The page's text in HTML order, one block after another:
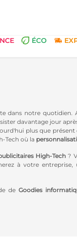
ÉCO
dans notre quotidien.
davantage jour
plus que
Tech où la
High-Tech?
à votre entreprise,
deGoodies